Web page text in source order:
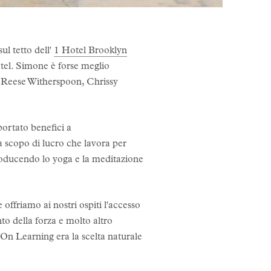
tetto dell' 1 Hotel Brooklyn
Simone è forse meglio
Witherspoon, Chrissy
benefici a
scopo di lucro che lavora per
lo yoga e la meditazione
ai nostri ospiti l'accesso
della forza e molto altro
Learning era la scelta naturale